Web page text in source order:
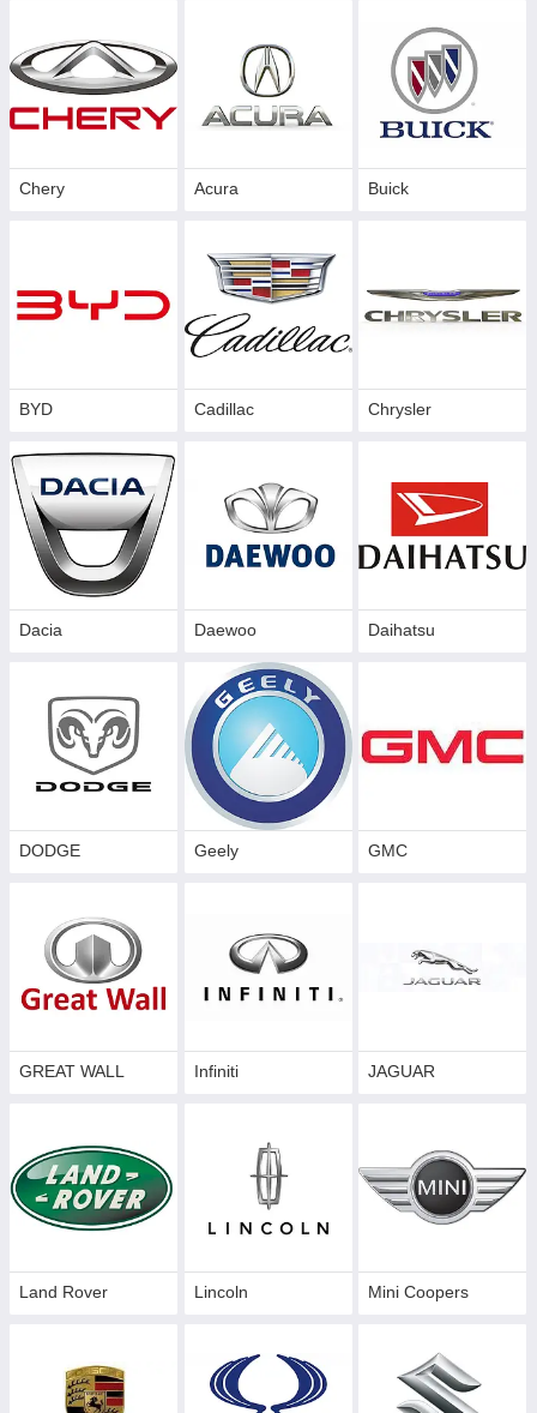
Chery Acura Buick
BYD Cadillac Сhrysler
Dacia Daewoo Daihatsu
DODGE Geely GMC
GREAT WALL Infiniti JAGUAR
Land Rover Lincoln Mini Coopers